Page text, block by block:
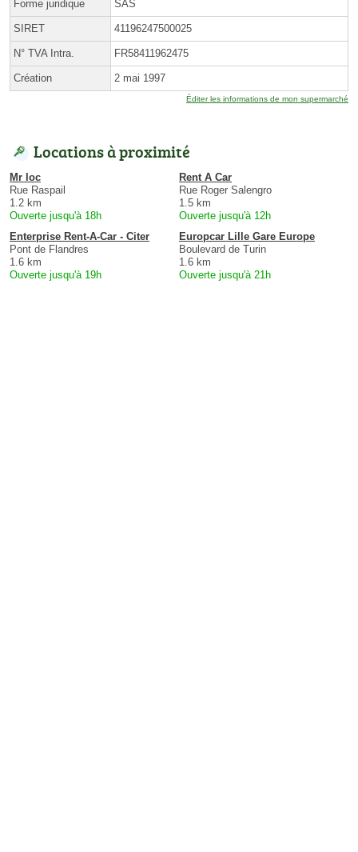
Forme juridique SAS
SIRET 41196247500025
N° TVA Intra. FR58411962475
Création 2 mai 1997
Éditer les informations de mon supermarché
Locations à proximité
Mr loc
Rue Raspail
1.2 km
Ouverte jusqu'à 18h
Rent A Car
Rue Roger Salengro
1.5 km
Ouverte jusqu'à 12h
Enterprise Rent-A-Car - Citer
Pont de Flandres
1.6 km
Ouverte jusqu'à 19h
Europcar Lille Gare Europe
Boulevard de Turin
1.6 km
Ouverte jusqu'à 21h